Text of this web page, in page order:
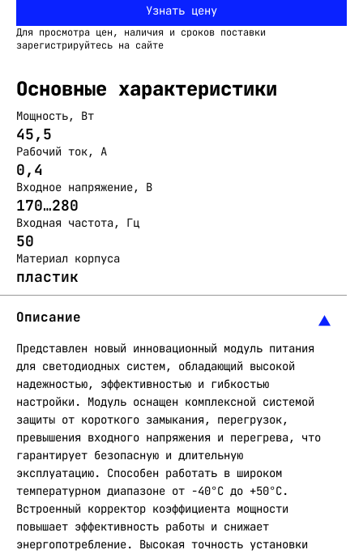
Узнать цену
Для просмотра цен, наличия и сроков поставки
зарегистрируйтесь на сайте
Основные характеристики
Мощность, Вт
45,5
Рабочий ток, А
0,4
Входное напряжение, В
170…280
Входная частота, Гц
50
Материал корпуса
пластик
Описание
Представлен новый инновационный модуль питания
для светодиодных систем, обладающий высокой
надежностью, эффективностью и гибкостью
настройки. Модуль оснащен комплексной системой
защиты от короткого замыкания, перегрузок,
превышения входного напряжения и перегрева, что
гарантирует безопасную и длительную
эксплуатацию. Способен работать в широком
температурном диапазоне от -40°С до +50°С.
Встроенный корректор коэффициента мощности
повышает эффективность работы и снижает
энергопотребление. Высокая точность установки